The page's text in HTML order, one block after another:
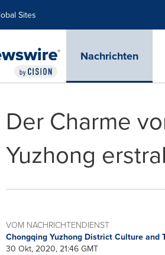
Sites
Nachrichten
Der Charme
Yuzhong
VOM NACHRICHTENDIENST
Chongqing Yuzhong District Culture and
30 Okt, 2020, 21:46 GMT